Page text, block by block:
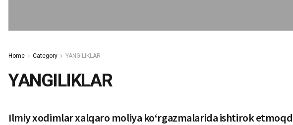
Home Category YANGILIKLAR
YANGILIKLAR
Ilmiy xodimlar xalqaro moliya koʻrgazmalarida ishtirok